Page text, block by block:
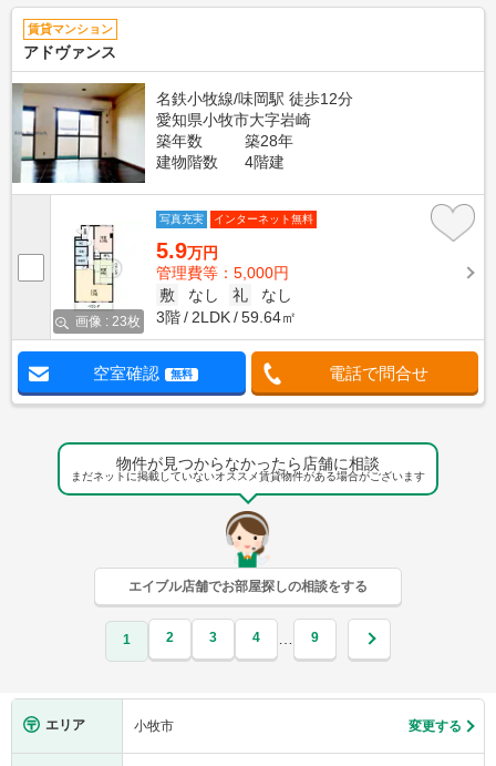
賃貸マンション
アドヴァンス
名鉄小牧線/味岡駅 徒歩12分
愛知県小牧市大字岩崎
築年数
築28年
建物階数
4階建
画像 : 23枚
写真充実 インターネット無料
5.9万円
管理費等：5,000円
敷
なし 礼
なし
3階
2LDK 59.64㎡
空室確認 無料 電話で問合せ
物件が見つからなかったら店舗に相談
まだネットに掲載していないオススメ賃貸物件がある場合がございます
エイブル店舗でお部屋探しの相談をする
1 2 3 4 … 9
エリア 小牧市 変更する